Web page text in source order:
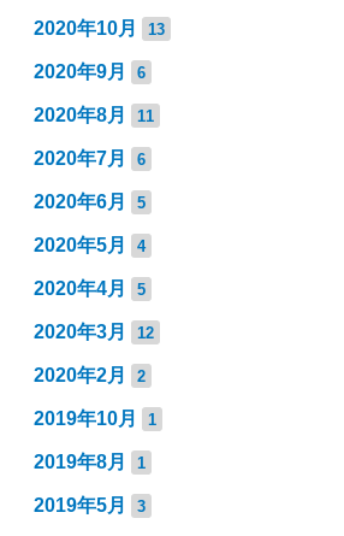
2020年10月 13
2020年9月 6
2020年8月 11
2020年7月 6
2020年6月 5
2020年5月 4
2020年4月 5
2020年3月 12
2020年2月 2
2019年10月 1
2019年8月 1
2019年5月 3